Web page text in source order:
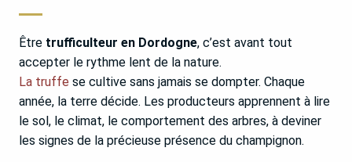
Être trufficulteur en Dordogne, c’est avant tout
accepter le rythme lent de la nature.
La truffe se cultive sans jamais se dompter. Chaque
année, la terre décide. Les producteurs apprennent à lire
le sol, le climat, le comportement des arbres, à deviner
les signes de la précieuse présence du champignon.